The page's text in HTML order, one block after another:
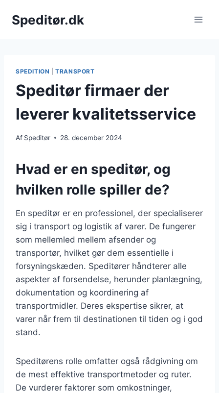
Speditør.dk
SPEDITION |TRANSPORT
Speditør firmaer der
leverer kvalitetsservice
Af Speditør 28. december 2024
Hvad er en speditør, og
hvilken rolle spiller de?
En speditør er en professionel, der specialiserer
sig i transport og logistik af varer. De fungerer
som mellemled mellem afsender og
transportør, hvilket gør dem essentielle i
forsyningskæden. Speditører håndterer alle
aspekter af forsendelse, herunder planlægning,
dokumentation og koordinering af
transportmidler. Deres ekspertise sikrer, at
varer når frem til destinationen til tiden og i god
stand.
Speditørens rolle omfatter også rådgivning om
de mest effektive transportmetoder og ruter.
De vurderer faktorer som omkostninger,